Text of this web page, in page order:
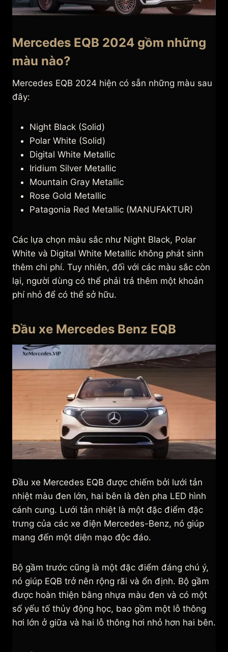
Mercedes EQB 2024 gồm những
màu nào?
Mercedes EQB 2024 hiện có sẵn những màu sau
đây:
Night Black (Solid)
Polar White (Solid)
Digital White Metallic
Iridium Silver Metallic
Mountain Gray Metallic
Rose Gold Metallic
Patagonia Red Metallic (MANUFAKTUR)
Các lựa chọn màu sắc như Night Black, Polar
White và Digital White Metallic không phát sinh
thêm chi phí. Tuy nhiên, đối với các màu sắc còn
lại, người dùng có thể phải trả thêm một khoản
phí nhỏ để có thể sở hữu.
Đầu xe Mercedes Benz EQB
Đầu xe Mercedes EQB được chiếm bởi lưới tản
nhiệt màu đen lớn, hai bên là đèn pha LED hình
cánh cung. Lưới tản nhiệt là một đặc điểm đặc
trưng của các xe điện Mercedes-Benz, nó giúp
mang đến một diện mạo độc đáo.
Bộ gầm trước cũng là một đặc điểm đáng chú ý,
nó giúp EQB trở nên rộng rãi và ổn định. Bộ gầm
được hoàn thiện bằng nhựa màu đen và có một
số yếu tố thủy động học, bao gồm một lỗ thông
hơi lớn ở giữa và hai lỗ thông hơi nhỏ hơn hai bên.